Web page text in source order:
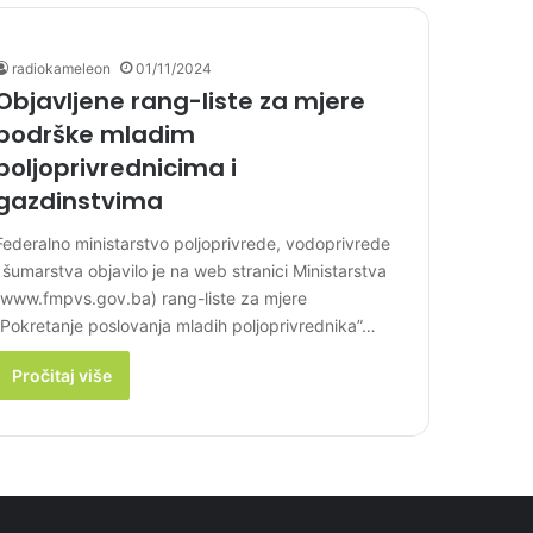
radiokameleon 01/11/2024
rang-liste za mjere
mladim
i
ministarstvo poljoprivrede, vodoprivrede
objavilo je na web stranici Ministarstva
rang-liste za mjere
poslovanja mladih poljoprivrednika”…
Pročitaj više